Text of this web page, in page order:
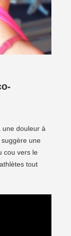
une douleur à
une
cou vers le
tout